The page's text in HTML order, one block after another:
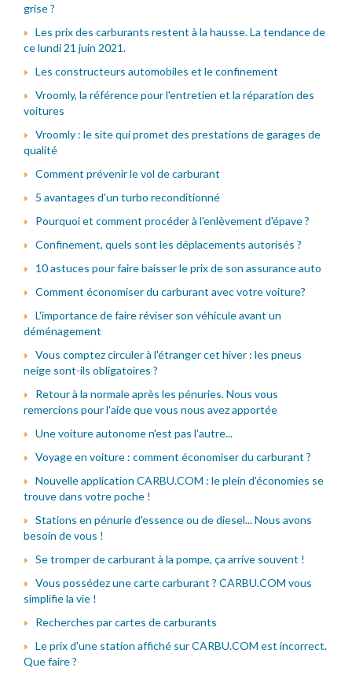
grise ?
Les prix des carburants restent à la hausse. La tendance de
ce lundi 21 juin 2021.
Les constructeurs automobiles et le confinement
Vroomly, la référence pour l'entretien et la réparation des
voitures
Vroomly : le site qui promet des prestations de garages de
qualité
Comment prévenir le vol de carburant
5 avantages d'un turbo reconditionné
Pourquoi et comment procéder à l'enlèvement d'épave ?
Confinement, quels sont les déplacements autorisés ?
10 astuces pour faire baisser le prix de son assurance auto
Comment économiser du carburant avec votre voiture?
L'importance de faire réviser son véhicule avant un
déménagement
Vous comptez circuler à l'étranger cet hiver : les pneus
neige sont-ils obligatoires ?
Retour à la normale après les pénuries. Nous vous
remercions pour l'aide que vous nous avez apportée
Une voiture autonome n'est pas l'autre...
Voyage en voiture : comment économiser du carburant ?
Nouvelle application CARBU.COM : le plein d'économies se
trouve dans votre poche !
Stations en pénurie d'essence ou de diesel... Nous avons
besoin de vous !
Se tromper de carburant à la pompe, ça arrive souvent !
Vous possédez une carte carburant ? CARBU.COM vous
simplifie la vie !
Recherches par cartes de carburants
Le prix d'une station affiché sur CARBU.COM est incorrect.
Que faire ?